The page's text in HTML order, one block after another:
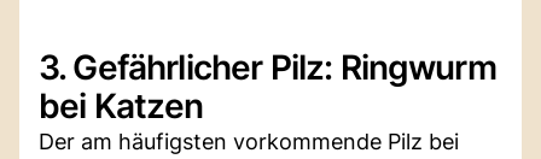
3. Gefährlicher Pilz: Ringwurm
bei Katzen
Der am häufigsten vorkommende Pilz bei